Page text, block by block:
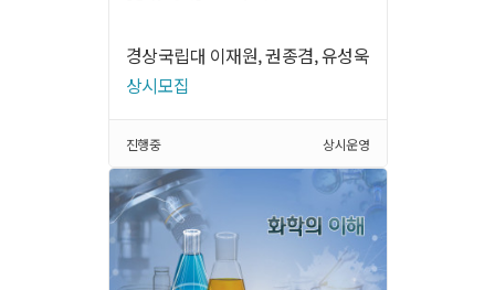
경상국립대 이재원, 권종겸, 유성욱
상시모집
진행중 상시운영